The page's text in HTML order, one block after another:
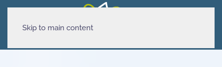
Skip to main content